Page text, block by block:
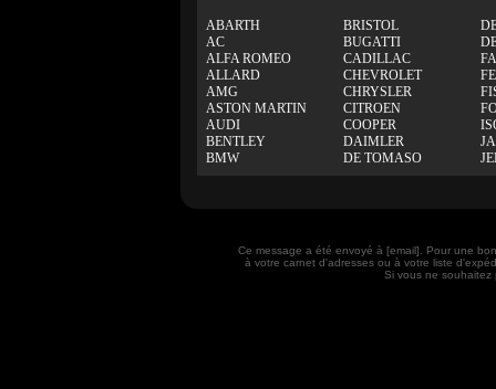
ABARTH
AC
ALFA ROMEO
ALLARD
AMG
ASTON MARTIN
AUDI
BENTLEY
BMW
BRISTOL
BUGATTI
CADILLAC
CHEVROLET
CHRYSLER
CITROEN
COOPER
DAIMLER
DE TOMASO
Ce message a été envoyé à [email]. Pour une
à votre carnet d'adresses ou à votre liste
Si vous ne souhaitez